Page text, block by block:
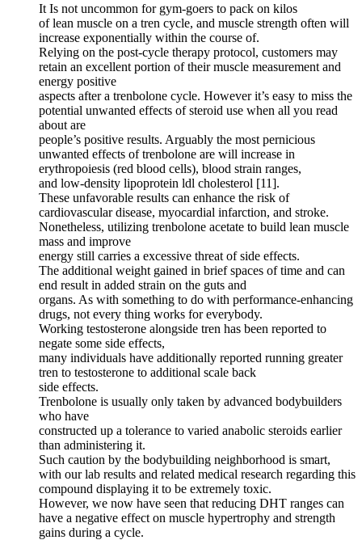
It Is not uncommon for gym-goers to pack on kilos
of lean muscle on a tren cycle, and muscle strength often will
increase exponentially within the course of.
Relying on the post-cycle therapy protocol, customers may
retain an excellent portion of their muscle measurement and
energy positive
aspects after a trenbolone cycle. However it’s easy to miss the
potential unwanted effects of steroid use when all you read
about are
people’s positive results. Arguably the most pernicious
unwanted effects of trenbolone are will increase in
erythropoiesis (red blood cells), blood strain ranges,
and low-density lipoprotein ldl cholesterol [11].
These unfavorable results can enhance the risk of
cardiovascular disease, myocardial infarction, and stroke.
Nonetheless, utilizing trenbolone acetate to build lean muscle
mass and improve
energy still carries a excessive threat of side effects.
The additional weight gained in brief spaces of time and can
end result in added strain on the guts and
organs. As with something to do with performance-enhancing
drugs, not every thing works for everybody.
Working testosterone alongside tren has been reported to
negate some side effects,
many individuals have additionally reported running greater
tren to testosterone to additional scale back
side effects.
Trenbolone is usually only taken by advanced bodybuilders
who have
constructed up a tolerance to varied anabolic steroids earlier
than administering it.
Such caution by the bodybuilding neighborhood is smart,
with our lab results and related medical research regarding this
compound displaying it to be extremely toxic.
However, we now have seen that reducing DHT ranges can
have a negative effect on muscle hypertrophy and strength
gains during a cycle.